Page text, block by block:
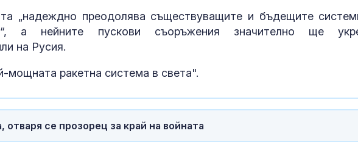
„надеждно преодолява съществуващите и бъдещите
а нейните пускови съоръжения значително ще
на Русия.
мощната ракетна система в света".
отваря се прозорец за край на войната